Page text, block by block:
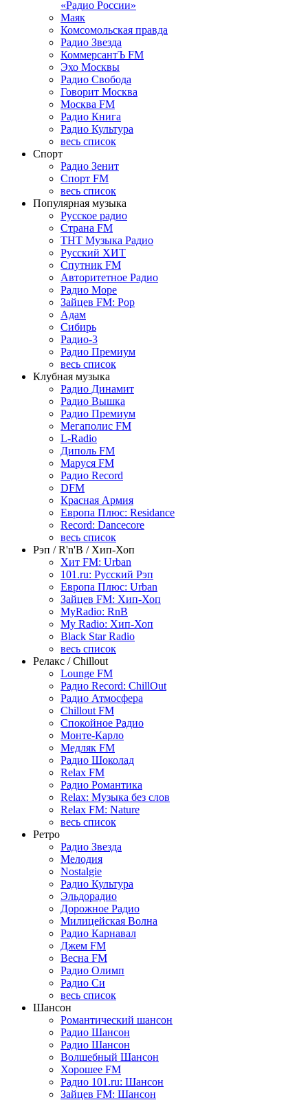
«Радио России»
Маяк
Комсомольская правда
Радио Звезда
КоммерсантЪ FM
Эхо Москвы
Радио Свобода
Говорит Москва
Москва FM
Радио Книга
Радио Культура
весь список
Спорт
Радио Зенит
Спорт FM
весь список
Популярная музыка
Русское радио
Страна FM
ТНТ Музыка Радио
Русский ХИТ
Спутник FM
Авторитетное Радио
Радио Море
Зайцев FM: Pop
Адам
Сибирь
Радио-3
Радио Премиум
весь список
Клубная музыка
Радио Динамит
Радио Вышка
Радио Премиум
Мегаполис FM
L-Radio
Диполь FM
Маруся FM
Радио Record
DFM
Красная Армия
Европа Плюс: Residance
Record: Dancecore
весь список
Рэп / R'n'B / Хип-Хоп
Хит FM: Urban
101.ru: Русский Рэп
Европа Плюс: Urban
Зайцев FM: Хип-Хоп
MyRadio: RnB
My Radio: Хип-Хоп
Black Star Radio
весь список
Релакс / Chillout
Lounge FM
Радио Record: ChillOut
Радио Атмосфера
Chillout FM
Спокойное Радио
Монте-Карло
Медляк FM
Радио Шоколад
Relax FM
Радио Романтика
Relax: Музыка без слов
Relax FM: Nature
весь список
Ретро
Радио Звезда
Мелодия
Nostalgie
Радио Культура
Эльдорадио
Дорожное Радио
Милицейская Волна
Радио Карнавал
Джем FM
Весна FM
Радио Олимп
Радио Си
весь список
Шансон
Романтический шансон
Радио Шансон
Радио Шансон
Волшебный Шансон
Хорошее FM
Радио 101.ru: Шансон
Зайцев FM: Шансон